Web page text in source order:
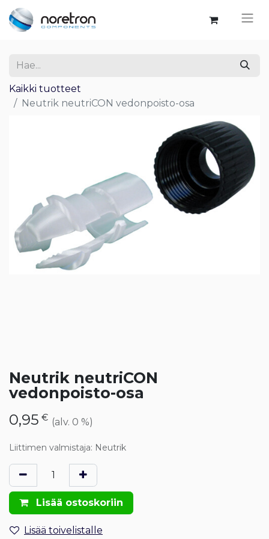
Kaikki tuotteet
Neutrik neutriCON vedonpoisto-osa
Neutrik neutriCON
vedonpoisto-osa
0,95 € (alv. 0 %)
Liittimen valmistaja: Neutrik
Lisää ostoskoriin
Lisää toivelistalle